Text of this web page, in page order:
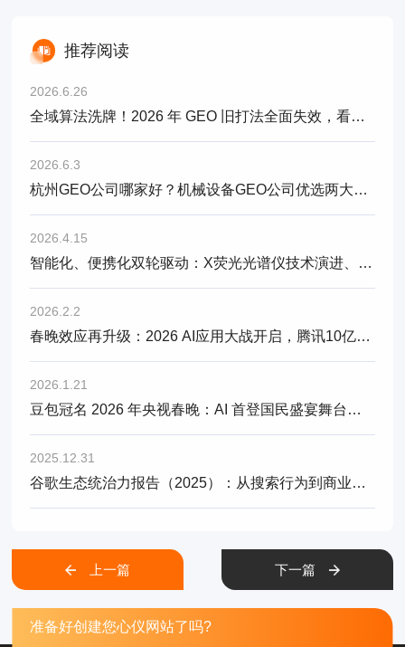
推荐阅读
2026.6.26
全域算法洗牌！2026 年 GEO 旧打法全面失效，看懂 3.0 新规则才能留量
2026.6.3
杭州GEO公司哪家好？机械设备GEO公司优选两大头部服务商对比解析
2026.4.15
智能化、便携化双轮驱动：X荧光光谱仪技术演进、市场新风口与选型建议
2026.2.2
春晚效应再升级：2026 AI应用大战开启，腾讯10亿红包、阿里30亿免单、字节押注春晚，GEO布局成关键
2026.1.21
豆包冠名 2026 年央视春晚：AI 首登国民盛宴舞台，GEO 流量布局迎黄金窗口期
2025.12.31
谷歌生态统治力报告（2025）：从搜索行为到商业闭环
上一篇 下一篇
准备好创建您心仪网站了吗?